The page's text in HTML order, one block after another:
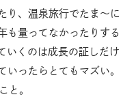
り、温泉旅行でたま〜に
も量ってなかったりする
いくのは成長の証しだけ
ったらとてもマズい。
と。